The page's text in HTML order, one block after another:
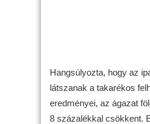
Hangsúlyozta, hogy az
látszanak a takarékos
eredményei, az ágazat
8 százalékkal csökkent.